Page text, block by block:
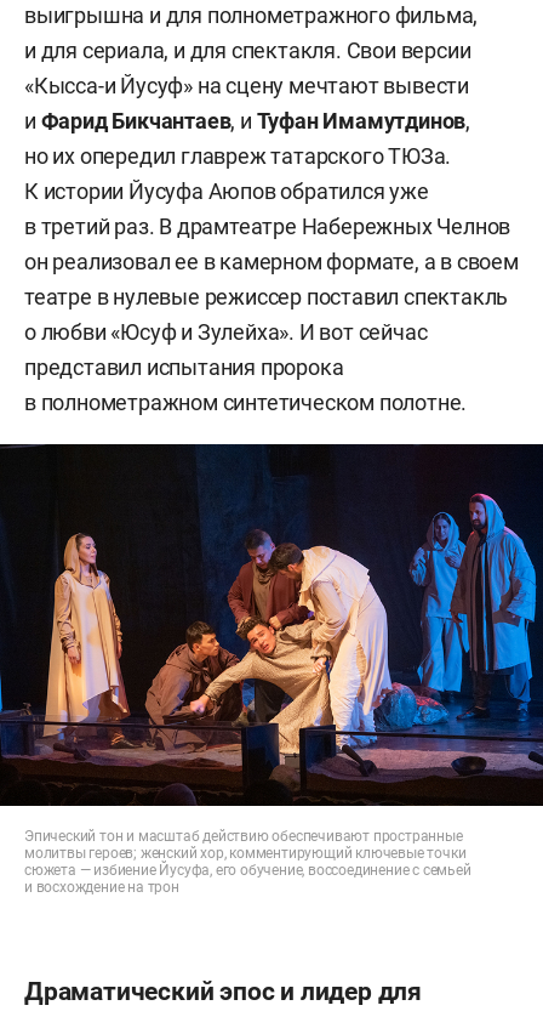
выигрышна и для полнометражного фильма,
и для сериала, и для спектакля. Свои версии
«Кысса-и Йусуф» на сцену мечтают вывести
и Фарид Бикчантаев, и Туфан Имамутдинов,
но их опередил главреж татарского ТЮЗа.
К истории Йусуфа Аюпов обратился уже
в третий раз. В драмтеатре Набережных Челнов
он реализовал ее в камерном формате, а в своем
театре в нулевые режиссер поставил спектакль
о любви «Юсуф и Зулейха». И вот сейчас
представил испытания пророка
в полнометражном синтетическом полотне.
Эпический тон и масштаб действию обеспечивают пространные
молитвы героев; женский хор, комментирующий ключевые точки
сюжета — избиение Йусуфа, его обучение, воссоединение с семьей
и восхождение на трон
Драматический эпос и лидер для